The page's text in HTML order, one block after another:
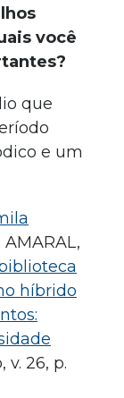
você
que
e um
AMARAL,
híbrido
v. 26, p.